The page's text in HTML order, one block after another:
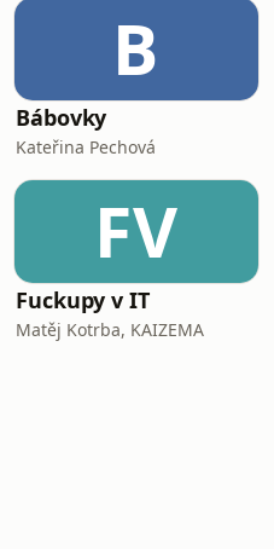
B
Bábovky
Kateřina Pechová
FV
Fuckupy v IT
Matěj Kotrba, KAIZEMA